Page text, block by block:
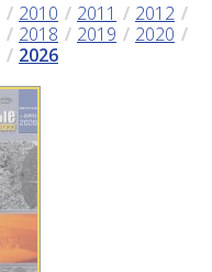
2010 2011
2012
2018 2019
2020
2026